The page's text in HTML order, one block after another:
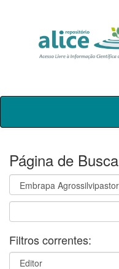
Skip
Página de Busca
Filtros correntes: